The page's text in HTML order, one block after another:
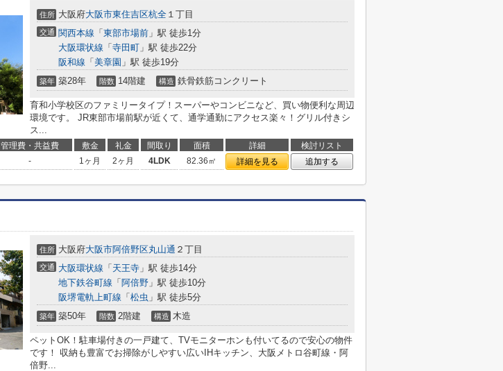
住所 大阪府大阪市東住吉区杭全 １丁目
交通 関西本線 「 東部市場前 」駅 徒歩1分
大阪環状線 「 寺田町 」駅 徒歩22分
阪和線 「 美章園 」駅 徒歩19分
築年 築28年 階数 14階建 構造 鉄骨鉄筋コンクリート
育和小学校区のファミリータイプ！スーパーやコンビニなど、買い物便利な周辺
環境です。 JR東部市場前駅が近くて、通学通勤にアクセス楽々！グリル付きシ
ス...
管理費・共益費 敷金 礼金 間取り 面積 詳細
検討リスト
- 1ヶ月 2ヶ月 4LDK 82.36㎡ 詳細を見る 追加する
住所 大阪府大阪市阿倍野区丸山通 ２丁目
交通 大阪環状線 「 天王寺 」駅 徒歩14分
地下鉄谷町線 「 阿倍野 」駅 徒歩10分
阪堺電軌上町線 「 松虫 」駅 徒歩5分
築年 築50年 階数 2階建 構造 木造
ペットOK！駐車場付きの一戸建て、TVモニターホンも付いてるので安心の物件
です！ 収納も豊富でお掃除がしやすい広いIHキッチン、大阪メトロ谷町線・阿
倍野...